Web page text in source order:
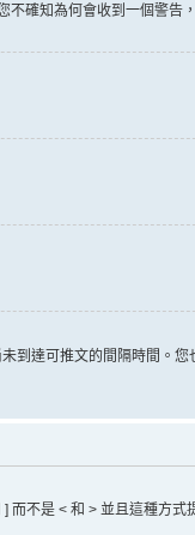
確知為何會收到一個警告
到達可推文的間隔時間。
不是 < 和 > 並且這種方